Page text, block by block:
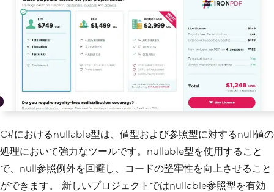
C#におけるnullable型は、値型および参照型に対するnull値の
処理において強力なツールです。nullable型を使用すること
で、null参照例外を回避し、コードの堅牢性を向上させること
ができます。 新しいプロジェクトではnullable参照型を有効